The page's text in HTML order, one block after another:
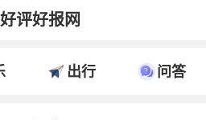
好评好报网
出行 问答